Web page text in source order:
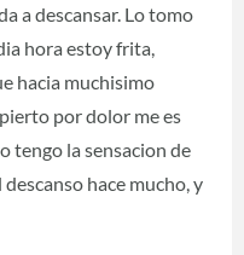
a descansar. Lo tomo
hora estoy frita,
hacia muchisimo
por dolor me es
tengo la sensacion de
hace mucho, y